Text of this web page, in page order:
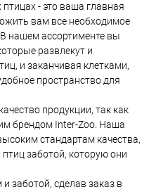
- это ваша главная
вам все необходимое
нашем ассортименте вы
развлекут и
и заканчивая клетками,
пространство для
продукции, так как
брендом Inter-Zoo. Наша
стандартам качества,
заботой, которую они
заботой, сделав заказ в